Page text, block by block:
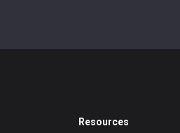
Resources